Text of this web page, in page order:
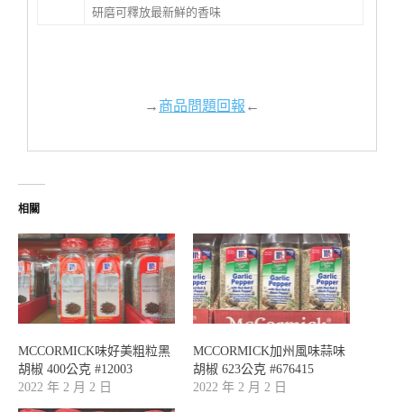
研磨可釋放最新鮮的香味
→商品問題回報←
相關
MCCORMICK味好美粗粒黑
胡椒 400公克 #12003
2022 年 2 月 2 日
MCCORMICK加州風味蒜味
胡椒 623公克 #676415
2022 年 2 月 2 日